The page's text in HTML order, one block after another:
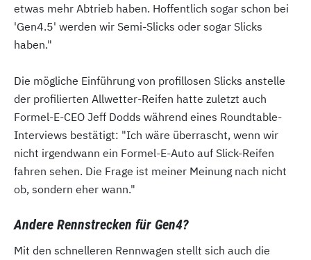
etwas mehr Abtrieb haben. Hoffentlich sogar schon bei
'Gen4.5' werden wir Semi-Slicks oder sogar Slicks
haben."
Die mögliche Einführung von profillosen Slicks anstelle
der profilierten Allwetter-Reifen hatte zuletzt auch
Formel-E-CEO Jeff Dodds während eines Roundtable-
Interviews bestätigt: "Ich wäre überrascht, wenn wir
nicht irgendwann ein Formel-E-Auto auf Slick-Reifen
fahren sehen. Die Frage ist meiner Meinung nach nicht
ob, sondern eher wann."
Andere Rennstrecken für Gen4?
Mit den schnelleren Rennwagen stellt sich auch die